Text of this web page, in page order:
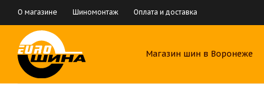
О магазине Шиномонтаж Оплата и доставка
Магазин шин в Воронеже